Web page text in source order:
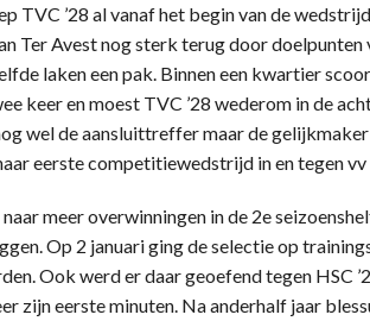
TVC ’28 al vanaf het begin van de
Ter Avest nog sterk terug door
laken een pak. Binnen een kwartier
keer en moest TVC ’28 wederom in de
wel de aansluittreffer maar de
eerste competitiewedstrijd in en tegen
meer overwinningen in de 2e
Op 2 januari ging de selectie op
Ook werd er daar geoefend tegen HSC
zijn eerste minuten. Na anderhalf jaar